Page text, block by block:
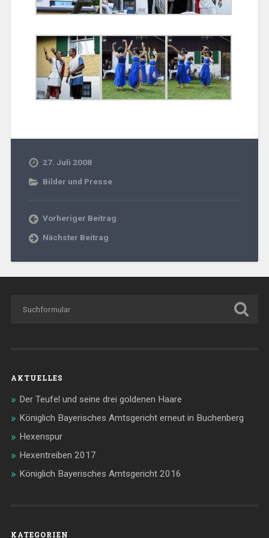
27. Juli 2008
Bilder und Presse
Vorheriger Beitrag
Nächster Beitrag
AKTUELLES
Der Teufel und seine drei goldenen Haare
Königlich Bayerisches Amtsgericht erneut in Buchenberg
Hexenspur
Hexentreiben 2017
Königlich Bayerisches Amtsgericht 2016
KATEGORIEN